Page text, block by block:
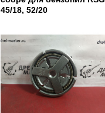
45/18, 52/20